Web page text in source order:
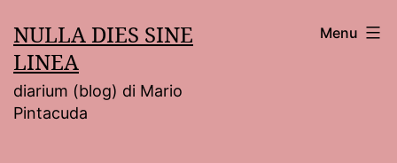
al
contenuto
NULLA DIES SINE
LINEA
diarium (blog) di Mario
Pintacuda
Menu